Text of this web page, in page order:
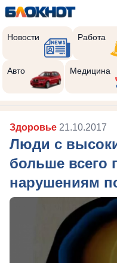
Новости Работа
Авто Медицина
Здоровье 21.10.2017
Люди с
больше всего
нарушениям